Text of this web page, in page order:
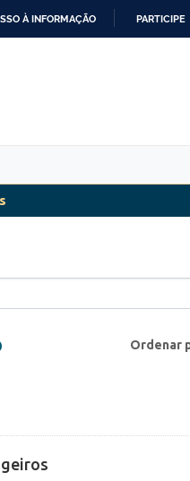
À INFORMAÇÃO PARTICIPE
Ordenar